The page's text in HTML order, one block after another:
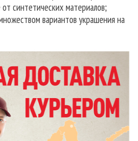
синтетических материалов;
вариантов украшения на